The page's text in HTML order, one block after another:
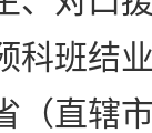
科班结
（直辖